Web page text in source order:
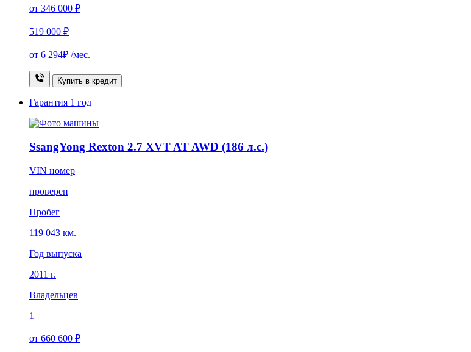
от 346 000 ₽
519 000 ₽
от 6 294₽ /мес.
Купить в кредит
Гарантия 1 год
SsangYong Rexton 2.7 XVT AT AWD (186 л.с.)
VIN номер
проверен
Пробег
119 043 км.
Год выпуска
2011 г.
Владельцев
1
от 660 600 ₽